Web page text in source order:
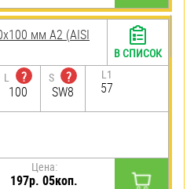
мм А2 (AISI
L
?
100
S
?
SW8
L1
57
Цена:
197р. 05коп.
В СПИСОК